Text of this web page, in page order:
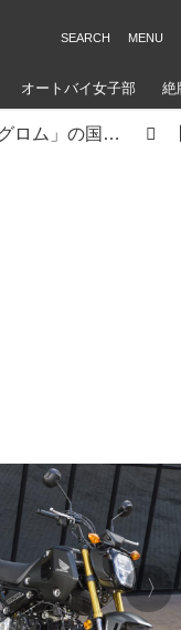
オートバイ女子部 絶
ホンダ新型「グロム」の国内市販予定車の姿が明らかに！ 28枚の写真でチェック【2021速報】